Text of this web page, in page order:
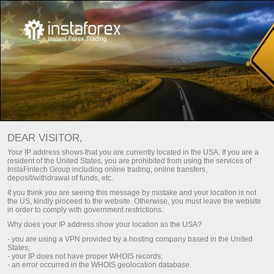
নতুনদের জন্য প্রয়োজনীয় তথ্য
USEFUL TIPS FROM
INSTATRADE
ডিপোজিট করুন
DEAR VISITOR,
Your IP address shows that you are currently located in the USA. If you are a
resident of the United States, you are prohibited from using the services of
InstaFintech Group including online trading, online transfers,
deposit/withdrawal of funds, etc.
If you think you are seeing this message by mistake and your location is not
the US, kindly proceed to the website. Otherwise, you must leave the website
in order to comply with government restrictions.
Why does your IP address show your location as the USA?
- you are using a VPN provided by a hosting company based in the United
States;
- your IP does not have proper WHOIS records;
- an error occurred in the WHOIS geolocation database.